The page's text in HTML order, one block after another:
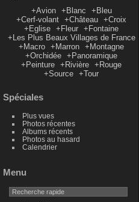
+Avion +Blanc
+Bleu
+Cerf-volant
+Château
+Croix
+Eglise
+Fleur
+Fontaine
+Les Plus Beaux Villages de France
+Macro
+Marron
+Montagne
+Orchidée
+Panoramique
+Peinture
+Rivière
+Rouge
+Source
+Tour
Spéciales
Plus vues
Photos récentes
Albums récents
Photos au hasard
Calendrier
Menu